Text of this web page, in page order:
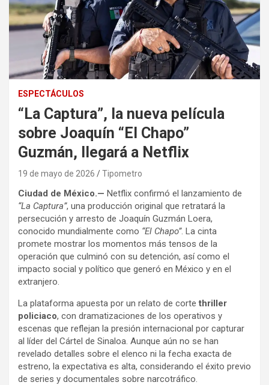
ESPECTÁCULOS
“La Captura”, la nueva película
sobre Joaquín “El Chapo”
Guzmán, llegará a Netflix
19 de mayo de 2026 Tipometro
Ciudad de México.— Netflix confirmó el lanzamiento de
“La Captura”, una producción original que retratará la
persecución y arresto de Joaquín Guzmán Loera,
conocido mundialmente como “El Chapo”. La cinta
promete mostrar los momentos más tensos de la
operación que culminó con su detención, así como el
impacto social y político que generó en México y en el
extranjero.
La plataforma apuesta por un relato de cortethriller
policiaco, con dramatizaciones de los operativos y
escenas que reflejan la presión internacional por capturar
al líder del Cártel de Sinaloa. Aunque aún no se han
revelado detalles sobre el elenco ni la fecha exacta de
estreno, la expectativa es alta, considerando el éxito previo
de series y documentales sobre narcotráfico.